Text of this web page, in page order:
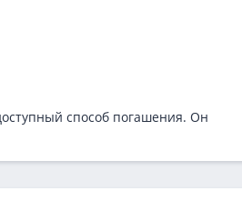
способ погашения. Он